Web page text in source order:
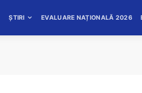
ȘTIRI EVALUARE NAȚIONALĂ 2026